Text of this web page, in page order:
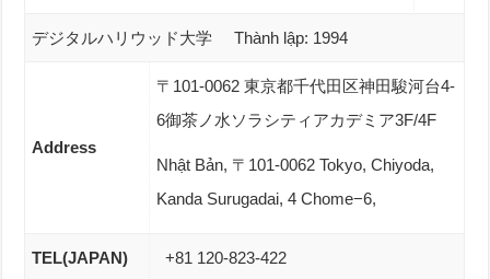
デジタルハリウッド大学 Thành lập: 1994
Address
〒101-0062 東京都千代田区神田駿河台4-
6御茶ノ水ソラシティアカデミア3F/4F
Nhật Bản, 〒101-0062 Tokyo, Chiyoda,
Kanda Surugadai, 4 Chome−6,
TEL(JAPAN) +81 120-823-422